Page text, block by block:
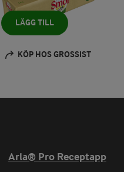
LÄGG TILL
KÖP HOS GROSSIST
Arla® Pro Receptapp